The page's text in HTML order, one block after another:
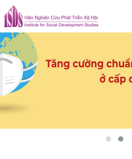
Skip
to
content